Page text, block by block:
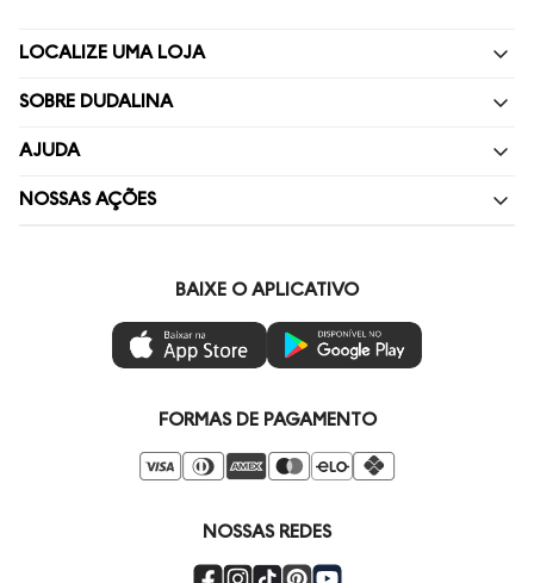
LOCALIZE UMA LOJA
SOBRE DUDALINA
Quem Somos
Nossas Lojas
Ética e Sustentabilidade
AJUDA
Perguntas Frequentes
Troca e Devoluções
Regulamentos
Compre pelo Whatsapp
NOSSAS AÇÕES
Mastercard
Azul Fidelidade
Venda Corporativa
Super Friday
BAIXE O APLICATIVO
FORMAS DE PAGAMENTO
NOSSAS REDES